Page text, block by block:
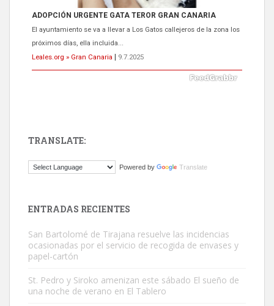
ADOPCIÓN URGENTE GATA TEROR GRAN CANARIA
El ayuntamiento se va a llevar a Los Gatos callejeros de la zona los
próximos días, ella incluida...
Leales.org » Gran Canaria
9.7.2025
Este gato macho ha aparecido en la calle hace menos de un mes,
TRANSLATE:
Powered by Translate
ENTRADAS RECIENTES
San Bartolomé de Tirajana resuelve las incidencias
ocasionadas por el servicio de recogida de envases y
papel-cartón
St. Pedro y Siroko amenizan este sábado El sueño de
una noche de verano en El Tablero